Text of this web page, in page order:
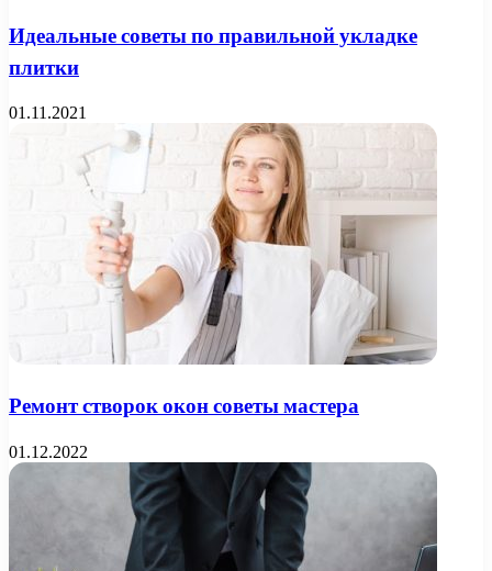
Идеальные советы по правильной укладке
плитки
01.11.2021
Ремонт створок окон советы мастера
01.12.2022